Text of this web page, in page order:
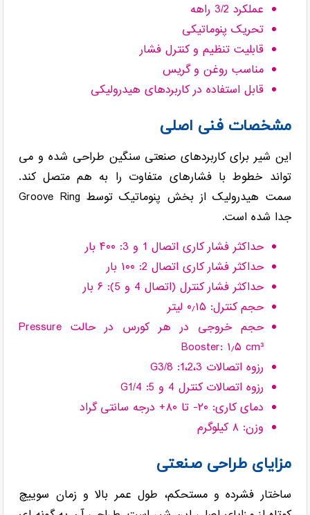
عملکرد 3/2 راهه
تحریک پنوماتیکی
قابلیت تنظیم و کنترل فشار
مناسب روغن و گریس
قابل استفاده در کاربردهای هیدرولیکی
مشخصات فنی اصلی
این شیر برای کاربردهای صنعتی سنگین طراحی شده و می
تواند خطوط با فشارهای متفاوت را به هم متصل کند.
سمت هیدرولیک از بخش پنوماتیک توسط Groove Ring
جدا شده است.
حداکثر فشار کاری اتصال 1 و 3: ۴۰۰ بار
حداکثر فشار کاری اتصال 2: ۱۰۰ بار
حداکثر فشار کنترل (اتصال 4 و 5): ۶ بار
حجم کنترل: ۰٫۱۵ لیتر
حجم خروجی در هر کورس در حالت Pressure
Booster: ۱٫۵ cm³
رزوه اتصالات 1،2،3: G3/8
رزوه اتصالات کنترل 4 و 5: G1/4
دمای کاری: ۲۰- تا ۸۰+ درجه سانتی گراد
وزن: ۸ کیلوگرم
مزایای طراحی صنعتی
ساختار فشرده و مستحکم، طول عمر بالا و زمان سوییچ